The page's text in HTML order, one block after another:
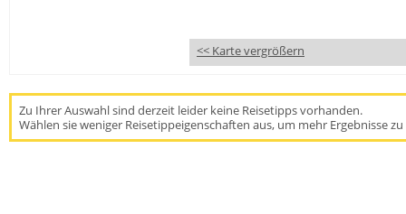
<< Karte vergrößern
Zu Ihrer Auswahl sind derzeit leider keine Reisetipps vorhanden.
Wählen sie weniger Reisetippeigenschaften aus, um mehr Ergebnisse